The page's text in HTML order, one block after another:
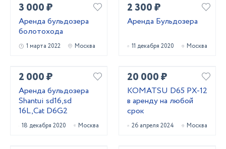
3 000 ₽
Аренда бульдозера
болотохода
1 марта 2022 Москва
2 300 ₽
Аренда Бульдозера
11 декабря 2020 Москва
2 000 ₽
Аренда бульдозера
Shantui sd16,sd
16L,Cat D6G2
18 декабря 2020 Москва
20 000 ₽
KOMATSU D65 PX-12
в аренду на любой
срок
26 апреля 2024 Москва